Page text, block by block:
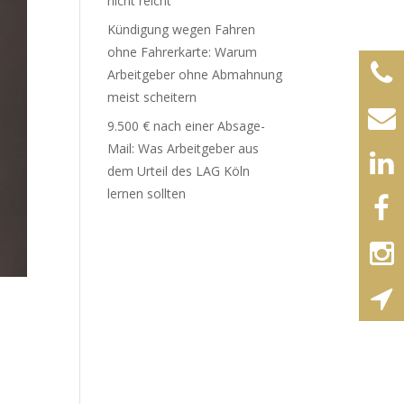
Kündigung wegen Fahren
ohne Fahrerkarte: Warum
Arbeitgeber ohne Abmahnung
meist scheitern
9.500 € nach einer Absage-
Mail: Was Arbeitgeber aus
dem Urteil des LAG Köln
lernen sollten